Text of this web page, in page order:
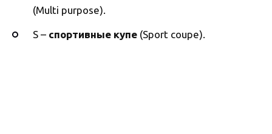
(Multi purpose).
S – спортивные купе (Sport coupe).